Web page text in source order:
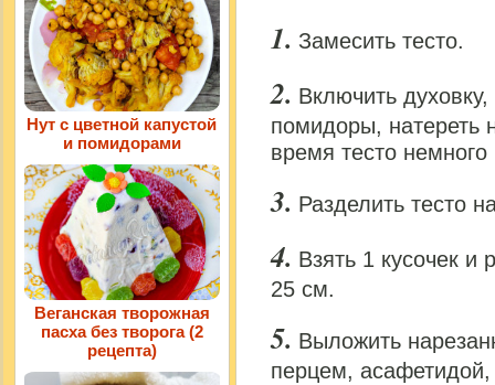
Замесить тесто.
Включить
помидоры, натереть
время тесто
Разделить тесто
Взять 1 кусочек и
25 см.
Выложить
перцем,
Нут с цветной капустой
и помидорами
Веганская творожная
пасха без творога (2
рецепта)